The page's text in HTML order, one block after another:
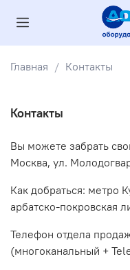
Главная Контакты
Контакты
Вы можете забрать
Москва, ул.
Как добраться: метро
арбатско-покровская
Телефон отдела
(многоканальный +